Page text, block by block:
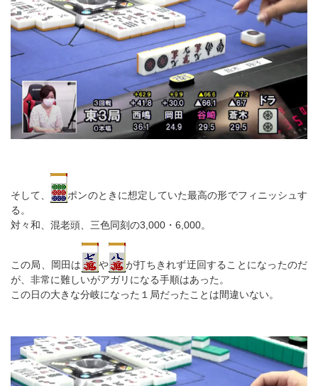
そして、
ポンのときに想定していた最高の形でフィニッシュす
る。
対々和、混老頭、三色同刻の3,000・6,000。
この局、岡田は や
が打ちきれず迂回することになったのだ
が、非常に難しいがアガリになる手順はあった。
この日の大きな分岐になった１局だったことは間違いない。